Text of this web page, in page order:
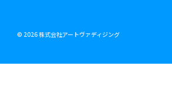
© 2026 株式会社アートヴァディジング